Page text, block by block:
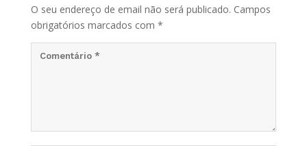
O seu endereço de email não será publicado. Campos
obrigatórios marcados com *